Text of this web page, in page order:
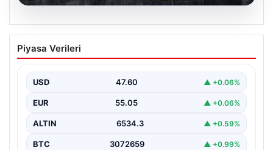
05.08.2026
Merkez Bankası’nın Nisan faiz kararı:
Tarih, saat ve ekonomist beklentileri
Kurulu, nisan ayı faiz kararını açıklamak üzere
toplanıyor.…
Piyasa Verileri
USD 47.60 ▲ +0.06%
EUR 55.05 ▲ +0.06%
ALTIN 6534.3 ▲ +0.59%
BTC 3072659 ▲ +0.99%